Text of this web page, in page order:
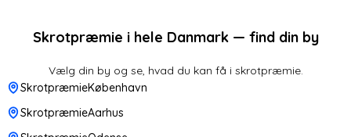
Skrotpræmie i hele Danmark — find din by
Vælg din by og se, hvad du kan få i skrotpræmie.
SkrotpræmieKøbenhavn
SkrotpræmieAarhus